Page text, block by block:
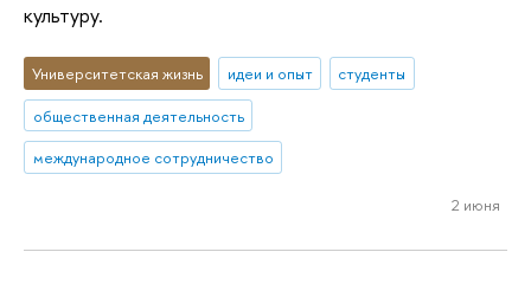
культуру.
Университетская жизнь идеи и опыт
студенты
общественная деятельность
международное сотрудничество
2 июня